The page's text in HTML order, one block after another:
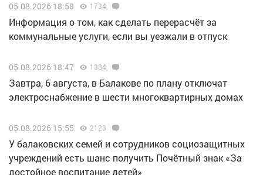
05.08.2026 18:58 1734
Информация о том, как сделать перерасчёт за
коммунальные услуги, если вы уезжали в отпуск
05.08.2026 18:47 1384
Завтра, 6 августа, в Балакове по плану отключат
электроснабжение в шести многоквартирных домах
05.08.2026 15:55 2123
У балаковских семей и сотрудников социозащитных
учреждений есть шанс получить Почётный знак «За
достойное воспитание детей»